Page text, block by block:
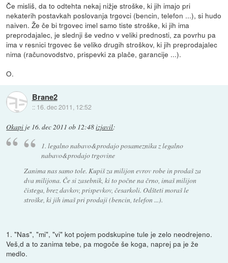
Če misliš, da to odtehta nekaj nižje stroške, ki jih imajo pri
nekaterih postavkah poslovanja trgovci (bencin, telefon ...), si hudo
naiven. Že če bi trgovec imel samo tiste stroške, ki jih ima
preprodajalec, je slednji še vedno v veliki prednosti, za povrhu pa
ima v resnici trgovec še veliko drugih stroškov, ki jih preprodajalec
nima (računovodstvo, prispevki za plače, garancije ...).
O.
Brane2
:: 16. dec 2011, 12:52
Okapi je 16. dec 2011 ob 12:48izjavil:
1. legalno nabavo&prodajo posameznika z legalno
nabavo&prodajo trgovine
Zanima nas samo tole. Kupiš za milijon evrov robe in prodaš za
dva milijona. Če si zasebnik, ki to počne na črno, imaš milijon
čistega, brez davkov, prispevkov, česarkoli. Odšteti moraš le
stroške, ki jih imaš pri prodaji (bencin, telefon ...).
1. "Nas", "mi", "vi" kot pojem podskupine tule je zelo neodrejeno.
Veš,d a to zanima tebe, pa mogoče še koga, naprej pa je že
medlo.